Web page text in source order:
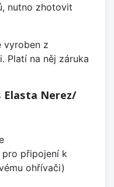
nutno zhotovit
vyroben z
Platí na něj záruka
Elasta Nerez/
připojení k
ohřívači)